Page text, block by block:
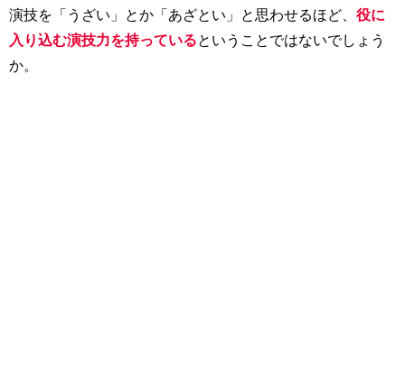
演技を「うざい」とか「あざとい」と思わせるほど、 役に
入り込む演技力を持っているということではないでしょう
か。